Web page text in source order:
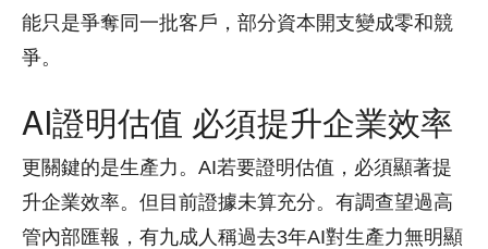
能只是爭奪同一批客戶，部分資本開支變成零和競
爭。
AI證明估值 必須提升企業效率
更關鍵的是生產力。AI若要證明估值，必須顯著提
升企業效率。但目前證據未算充分。有調查望過高
管內部匯報，有九成人稱過去3年AI對生產力無明顯